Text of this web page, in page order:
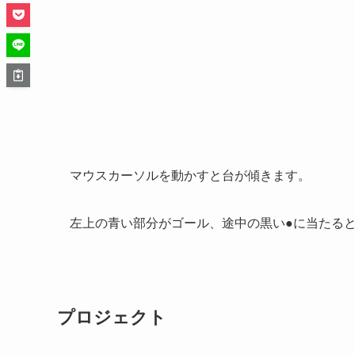
マウスカーソルを動かすと台が傾きます。
左上の青い部分がゴール、途中の黒い●に当たると
プロジェクト